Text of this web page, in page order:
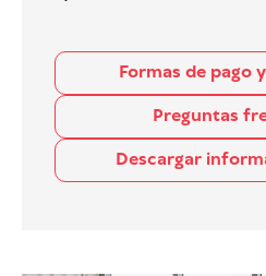
Formas de pago
Preguntas
Descargar